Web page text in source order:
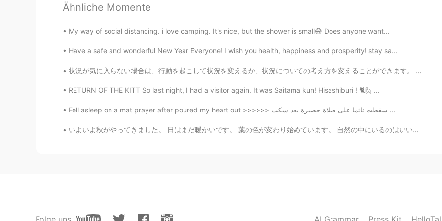
JP EN
今日、アルバイトではタスクが全然ないけど、16時まで佇むしかない😞
Peko 2021.02.22 04:38
わかる…それ 笑
JP KR
Ähnliche Momente
My way of social distancing. i love camping. It's nice, but the shower is small😅 Does anyone want...
Have a safe and wonderful New Year Everyone! I wish you health, happiness and prosperity! stay sa...
状況が気に入らない場合は、行動を起こして状況を変えるか、状況についての考え方を変えることができます。 いずれにせよ、不幸を選ぶことは生きる方法ではありません。☺️✨ Remember, if ...
RETURN OF THE KITT So last night, I had a visitor again. It was Saitama kun! Hisashiburi ! 🐈🙋 ...
Fell asleep on a mat prayer after poured my heart out >>>>>> سقطت نائما على صلاة حصيرة بعد سكب ...
いよいよ秋がやってきました。 日はまだ暖かいです。 葉の色が変わり始めています。 自然の中にいるのはいい日です。 Finally autumn is here. the days are st...
Folge uns AI Grammar Press Kit